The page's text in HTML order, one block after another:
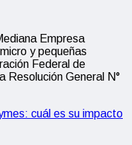
Empresa
y pequeñas
Federal de
Resolución General N°